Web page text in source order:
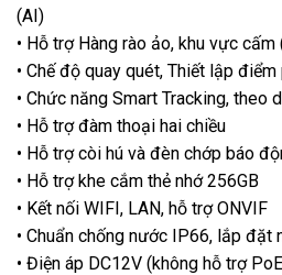
(AI)
• Hỗ trợ Hàng rào ảo, khu vực cấm
• Chế độ quay quét, Thiết lập
• Chức năng Smart Tracking, theo
• Hỗ trợ đàm thoại hai chiều
• Hỗ trợ còi hú và đèn chớp báo
• Hỗ trợ khe cắm thẻ nhớ 256GB
• Kết nối WIFI, LAN, hỗ trợ ONVIF
• Chuẩn chống nước IP66, lắp đặt
• Điện áp DC12V (không hỗ trợ